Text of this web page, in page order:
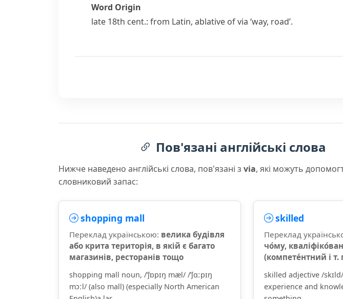
Word Origin
late 18th cent.: from Latin, ablative ofvia ‘way, road’.
Пов'язані англійські слова
Нижче наведено англійські слова, пов'язані з via, які можуть
словниковий запас:
shopping mall
Переклад українською: велика будівля
або крита територія, в якій є багато
магазинів, ресторанів тощо
shopping mall noun, /ˈʃɒpɪŋ mæl/ /ˈʃɑːpɪŋ
mɔːl/ (also mall) (especially North American
skilled
Переклад
чо́му,
(компете́нтний і т.
skilled adjective /
experience and